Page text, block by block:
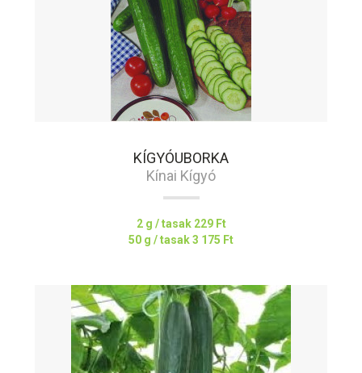
KÍGYÓUBORKA
Kínai Kígyó
2 g / tasak 229 Ft
50 g / tasak3 175 Ft